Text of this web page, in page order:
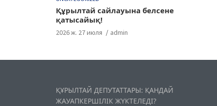
Құрылтай сайлауына белсене
қатысайық!
2026 ж. 27 июля admin
ҚҰРЫЛТАЙ ДЕПУТАТТАРЫ: ҚАНДАЙ
ЖАУАПКЕРШІЛІК ЖҮКТЕЛЕДІ?